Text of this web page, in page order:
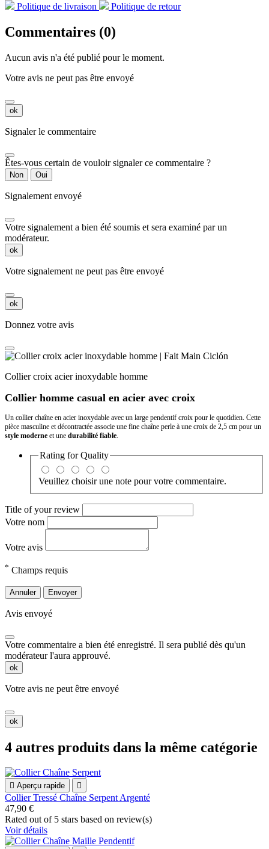
Politique de livraison Politique de retour
Commentaires (0)
Aucun avis n'a été publié pour le moment.
Votre avis ne peut pas être envoyé
ok
Signaler le commentaire
Êtes-vous certain de vouloir signaler ce commentaire ?
Non Oui
Signalement envoyé
Votre signalement a bien été soumis et sera examiné par un
modérateur.
ok
Votre signalement ne peut pas être envoyé
ok
Donnez votre avis
Collier croix acier inoxydable homme
Collier homme casual en acier avec croix
Un collier chaîne en acier inoxydable avec un large pendentif croix pour le quotidien. Cette
pièce masculine et décontractée associe une fine chaîne perle à une croix de 2,5 cm pour un
style moderne et une durabilité fiable
Rating forQuality
Veuillez choisir une note pour votre commentaire.
Title of your review
Votre nom
Votre avis
* Champs requis
Annuler Envoyer
Avis envoyé
Votre commentaire a bien été enregistré. Il sera publié dès qu'un
modérateur l'aura approuvé.
ok
Votre avis ne peut être envoyé
ok
4 autres produits dans la même catégorie
 Aperçu rapide 
Collier Tressé Chaîne Serpent Argenté
47,90 €
Rated out of 5 stars based on review(s)
Voir détails